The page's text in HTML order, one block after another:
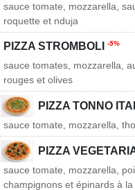
sauce tomate, mozzarella,
roquette et nduja
PIZZA STROMBOLI -5%
sauce tomates, mozzarella,
rouges et olives
PIZZA TONNO
sauce tomate, mozzarella,
PIZZA
sauce tomate, mozzarella,
champignons et épinards à